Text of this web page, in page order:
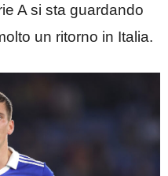
A si sta guardando
un ritorno in Italia.